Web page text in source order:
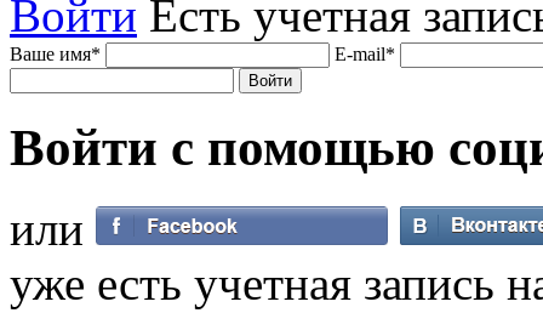
Войти Есть учетная
Ваше имя* E-mail*
Войти с помощью
или
уже есть учетная запись